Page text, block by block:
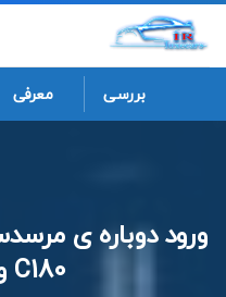
بررسی معرفی
وروددوبارهی
C180‌